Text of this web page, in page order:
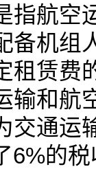
指航空
备机组
租赁费
输和航
交通运
6%的